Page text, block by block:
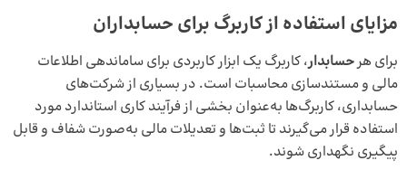
مزایای استفاده از کاربرگ برای حسابداران
برای هر حسابدار، کاربرگ یک ابزار کاربردی برای ساماندهی اطلاعات
مالی و مستندسازی محاسبات است. در بسیاری از شرکت‌های
حسابداری، کاربرگ‌ها به‌عنوان بخشی از فرآیند کاری استاندارد مورد
استفاده قرار می‌گیرند تا ثبت‌ها و تعدیلات مالی به‌صورت شفاف و قابل
پیگیری نگهداری شوند.